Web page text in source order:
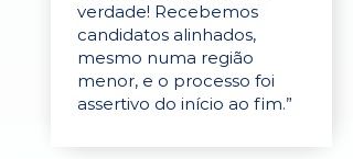
verdade! Recebemos
candidatos alinhados,
mesmo numa região
menor, e o processo foi
assertivo do início ao fim.”